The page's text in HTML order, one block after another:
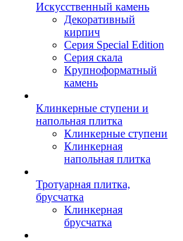
Искусственный камень
Декоративный
кирпич
Серия Special Edition
Серия скала
Крупноформатный
камень
Клинкерные ступени и
напольная плитка
Клинкерные ступени
Клинкерная
напольная плитка
Тротуарная плитка,
брусчатка
Клинкерная
брусчатка